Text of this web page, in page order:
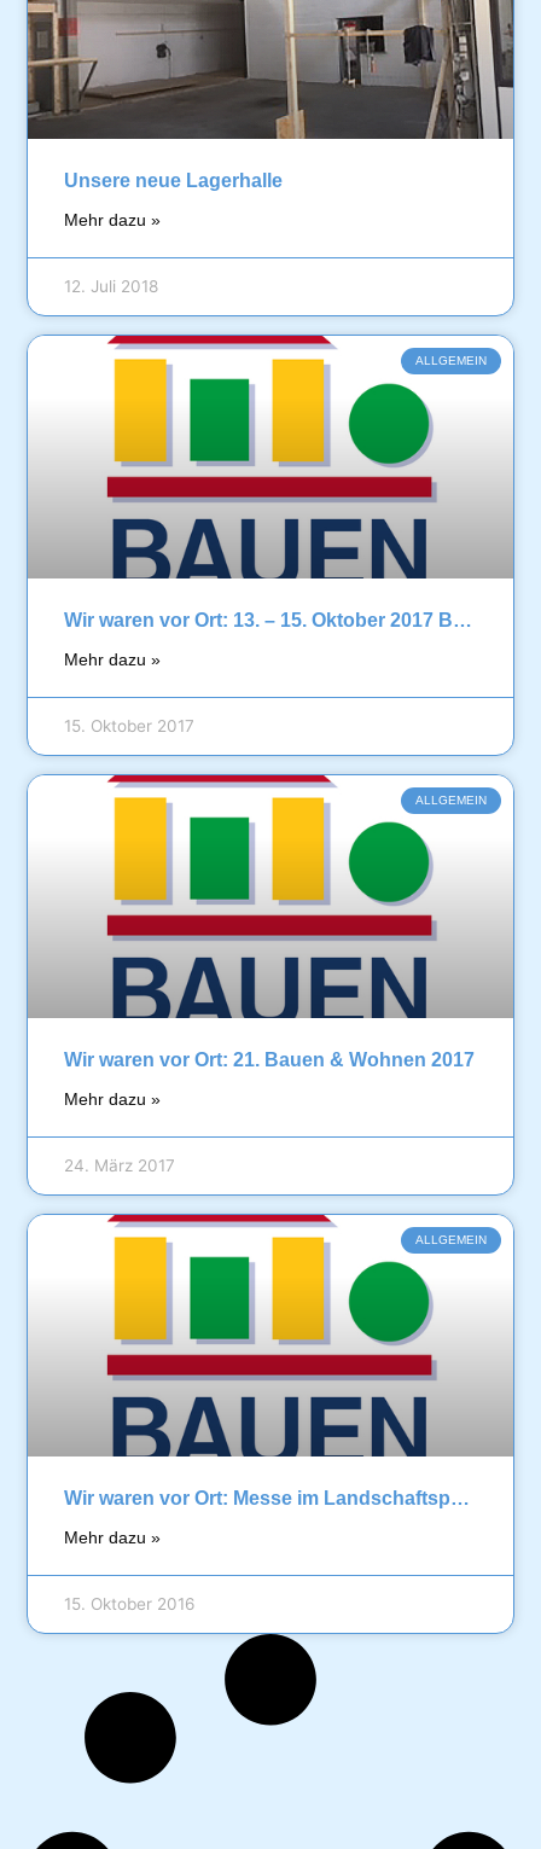
Unsere neue Lagerhalle
Mehr dazu »
12. Juli 2018
ALLGEMEIN
Wir waren vor Ort: 13. – 15. Oktober 2017 Bauen & Wohnen in Duisburg
Mehr dazu »
15. Oktober 2017
ALLGEMEIN
Wir waren vor Ort: 21. Bauen & Wohnen 2017
Mehr dazu »
24. März 2017
ALLGEMEIN
Wir waren vor Ort: Messe im Landschaftspark Nord „Bauen & Wohnen“ Oktober 2016
Mehr dazu »
15. Oktober 2016